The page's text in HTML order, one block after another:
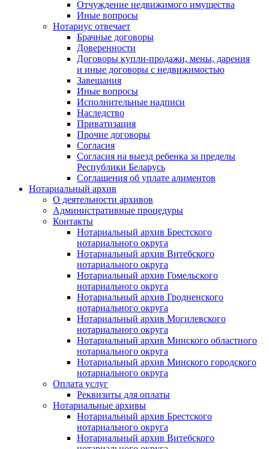
Отчуждение недвижимого имущества
Иные вопросы
Нотариус отвечает
Брачные договоры
Доверенности
Договоры купли-продажи, мены, дарения
и иные договоры с недвижимостью
Завещания
Иные вопросы
Исполнительные надписи
Наследство
Приватизация
Прочие договоры
Согласия
Согласия на выезд ребенка за пределы
Республики Беларусь
Соглашения об уплате алиментов
Нотариальный архив
О деятельности архивов
Административные процедуры
Контакты
Нотариальный архив Брестского
нотариального округа
Нотариальный архив Витебского
нотариального округа
Нотариальный архив Гомельского
нотариального округа
Нотариальный архив Гродненского
нотариального округа
Нотариальный архив Могилевского
нотариального округа
Нотариальный архив Минского областного
нотариального округа
Нотариальный архив Минского городского
нотариального округа
Оплата услуг
Реквизиты для оплаты
Нотариальные архивы
Нотариальный архив Брестского
нотариального округа
Нотариальный архив Витебского